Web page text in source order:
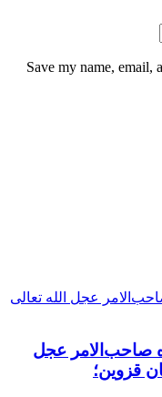
Save my name, email,
صاحب‌الامر عجل
قزوین؛